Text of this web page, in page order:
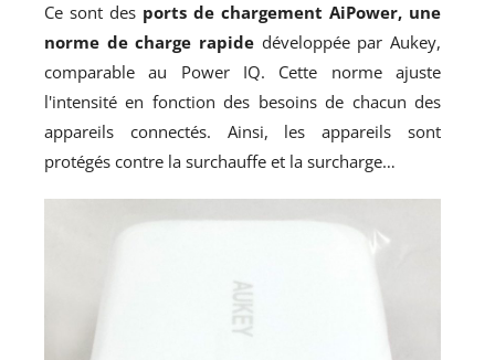
Ce sont des ports de chargement AiPower, une
norme de charge rapide développée par Aukey,
comparable au Power IQ. Cette norme ajuste
l'intensité en fonction des besoins de chacun des
appareils connectés. Ainsi, les appareils sont
protégés contre la surchauffe et la surcharge…